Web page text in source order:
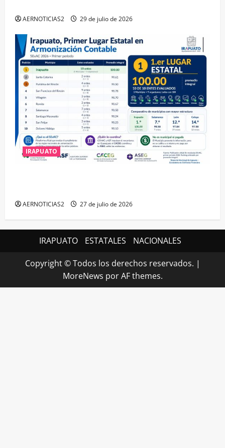
AERNOTICIAS2 29 de julio de 2026
IRAPUATO
AERNOTICIAS2 27 de julio de 2026
IRAPUATO ESTATALES NACIONALES
Copyright © Todos los derechos reservados. |
MoreNews por AF themes.